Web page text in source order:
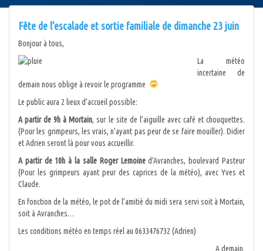
Fête de l’escalade et sortie familiale de dimanche 23 juin
Bonjour à tous,
La météo
incertaine de
demain nous oblige à revoir le programme
Le public aura 2 lieux d’accueil possible:
A partir de 9h à Mortain, sur le site de l’aiguille avec café et chouquettes.
(Pour les grimpeurs, les vrais, n’ayant pas peur de se faire mouiller). Didier
et Adrien seront là pour vous accueillir.
A partir de 10h à la salle Roger Lemoined’Avranches, boulevard Pasteur
(Pour les grimpeurs ayant peur des caprices de la météo), avec Yves et
Claude.
En fonction de la météo, le pot de l’amitié du midi sera servi soit à Mortain,
soit à Avranches…
Les conditions météo en temps réel au 0633476732 (Adrien)
A demain.